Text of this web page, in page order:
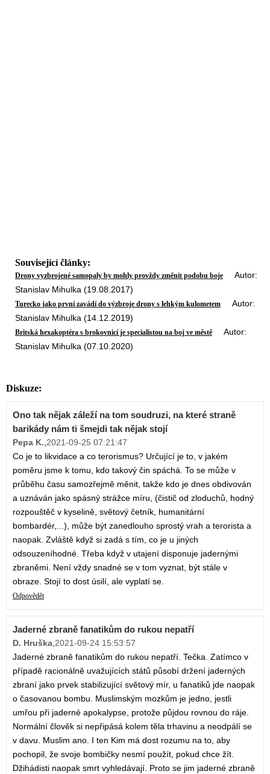
Související články:
Drony vyzbrojené samopaly by mohly provždy změnit podobu boje Autor:
Stanislav Mihulka (19.08.2017)
Turecko jako první zavádí do výzbroje drony s lehkým kulometem Autor:
Stanislav Mihulka (14.12.2019)
Britská hexakoptéra s brokovnicí je specialistou na boj ve městě Autor:
Stanislav Mihulka (07.10.2020)
Diskuze:
Ono tak nějak záleží na tom soudruzi, na které straně
barikády nám ti šmejdi tak nějak stojí
Pepa K. 2021-09-25 07:21:47
Co je to likvidace a co terorismus? Určující je to, v jakém
poměru jsme k tomu, kdo takový čin spáchá. To se může v
průběhu času samozřejmě měnit, takže kdo je dnes obdivován
a uznáván jako spásný strážce míru, (čistič od zloduchů, hodný
rozpouštěč v kyselině, světový četník, humanitární
bombardér,...), může být zanedlouho sprostý vrah a terorista a
naopak. Zvláště když si zadá s tím, co je u jiných
odsouzeníhodné. Třeba když v utajení disponuje jadernými
zbraněmi. Není vždy snadné se v tom vyznat, být stále v
obraze. Stojí to dost úsilí, ale vyplatí se.
Odpovědět
Jaderné zbraně fanatikům do rukou nepatří
D. Hruška 2021-09-24 15:53:57
Jaderné zbraně fanatikům do rukou nepatří. Tečka. Zatímco v
případě racionálně uvažujících států působí držení jaderných
zbraní jako prvek stabilizující světový mír, u fanatiků jde naopak
o časovanou bombu. Muslimským mozkům je jedno, jestli
umřou při jaderné apokalypse, protože půjdou rovnou do ráje.
Normální člověk si nepřipásá kolem těla trhavinu a neodpálí se
v davu. Muslim ano. I ten Kim má dost rozumu na to, aby
pochopil, že svoje bombičky nesmí použít, pokud chce žít.
Džihádisti naopak smrt vyhledávají. Proto se jim jaderné zbraně